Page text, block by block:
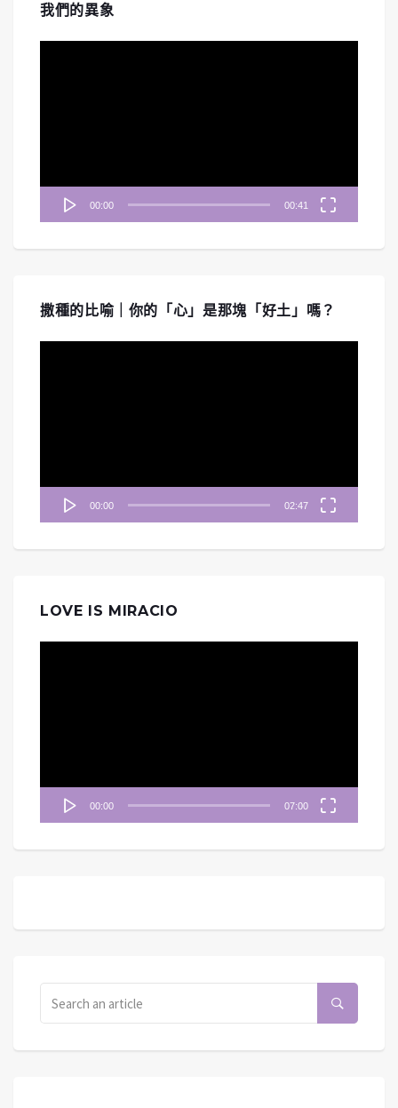
我們的異象
00:00 00:41
撒種的比喻｜你的「心」是那塊「好土」嗎？
00:00 02:47
LOVE IS MIRACIO
00:00 07:00